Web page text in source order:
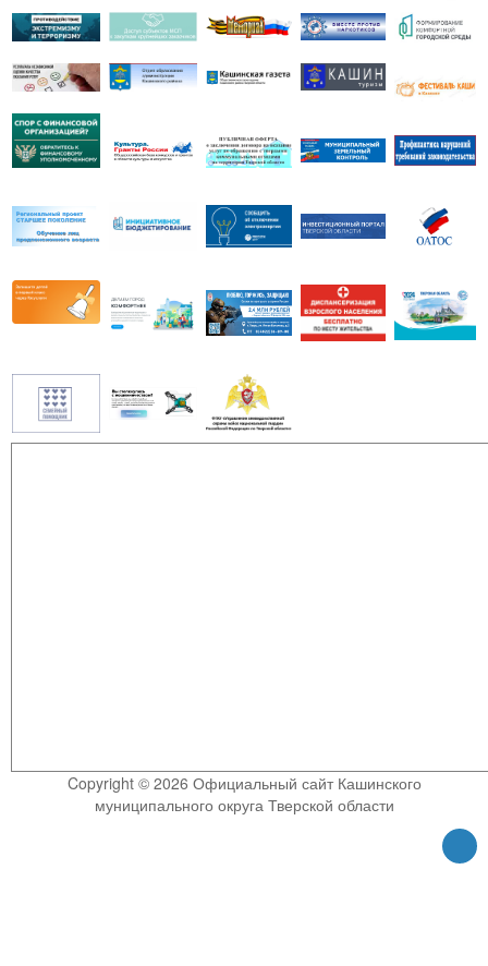
Copyright © 2026 Официальный сайт Кашинского
муниципального округа Тверской области